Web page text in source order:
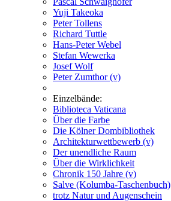
Yuji Takeoka
Peter Tollens
Richard Tuttle
Hans-Peter Webel
Stefan Wewerka
Josef Wolf
Peter Zumthor (v)
Einzelbände:
Biblioteca Vaticana
Über die Farbe
Die Kölner Dombibliothek
Architekturwettbewerb (v)
Der unendliche Raum
Über die Wirklichkeit
Chronik 150 Jahre (v)
Salve (Kolumba-Taschenbuch)
trotz Natur und Augenschein